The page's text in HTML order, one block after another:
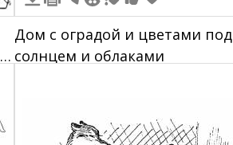
Дом с оградой и цветами под
солнцем и облаками